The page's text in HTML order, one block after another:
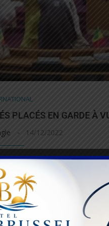
PLACÉS EN GARDE À
14/12/2022
de l’opposition, qui ont
pouvoir à l’Assemblée
ont été placés en garde